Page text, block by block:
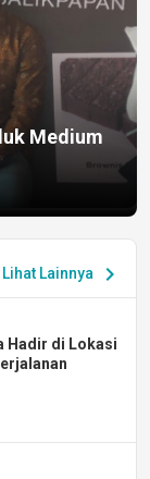
Medium
Lihat Lainnya chevron_right
Hadir di Lokasi